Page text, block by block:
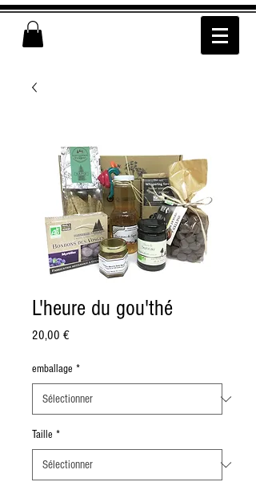
L'heure du gou'thé
20,00 €Prix
emballage *
Taille *